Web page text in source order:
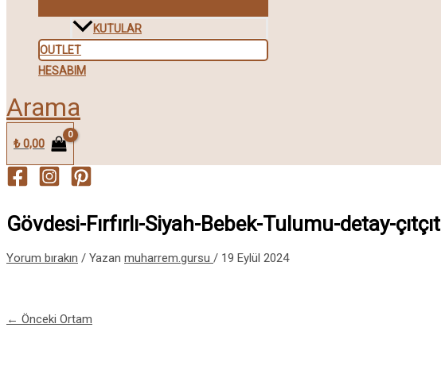
KUTULAR
OUTLET
HESABIM
Arama
₺0,00
Gövdesi-Fırfırlı-Siyah-Bebek-Tulumu-detay-çıtçıt
Yorum bırakın / Yazan muharrem.gursu / 19 Eylül 2024
← Önceki Ortam